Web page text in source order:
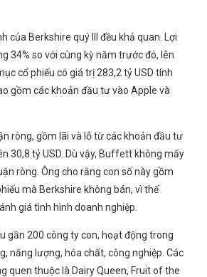
của Berkshire quý III đều khả quan. Lợi
34% so với cùng kỳ năm trước đó, lên
cổ phiếu có giá trị 283,2 tỷ USD tính
gồm các khoản đầu tư vào Apple và
ròng, gồm lãi và lỗ từ các khoản đầu tư
30,8 tỷ USD. Dù vậy, Buffett không mấy
ròng. Ông cho rằng con số này gồm
mà Berkshire không bán, vì thế
giá tình hình doanh nghiệp.
gần 200 công ty con, hoạt động trong
năng lượng, hóa chất, công nghiệp. Các
quen thuộc là Dairy Queen, Fruit of the